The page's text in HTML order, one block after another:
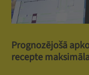
Prognozējošā
recepte